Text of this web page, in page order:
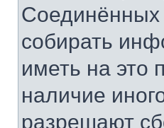
Соединённых
собирать
иметь на это
наличие
разрешают